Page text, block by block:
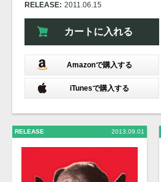
RELEASE: 2011.06.15
カートに入れる
Amazonで購入する
iTunesで購入する
RELEASE 2013.09.01